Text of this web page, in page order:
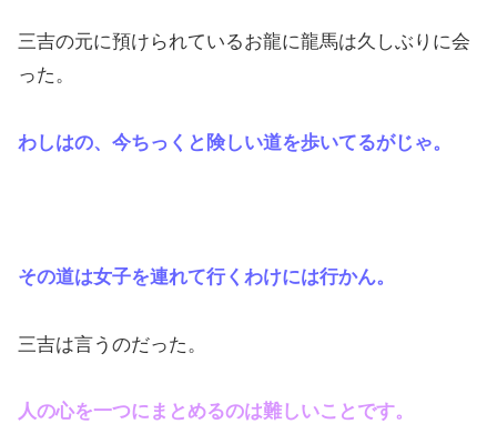
三吉の元に預けられているお龍に龍馬は久しぶりに会
った。
わしはの、今ちっくと険しい道を歩いてるがじゃ。
その道は女子を連れて行くわけには行かん。
三吉は言うのだった。
人の心を一つにまとめるのは難しいことです。